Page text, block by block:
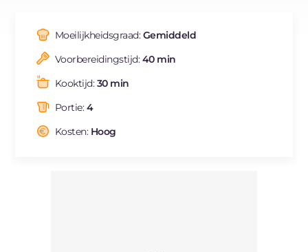
FR
DE
BR
Moeilijkheidsgraad:Gemiddeld
Voorbereidingstijd:40 min
Kooktijd:30 min
Portie:4
Kosten: Hoog